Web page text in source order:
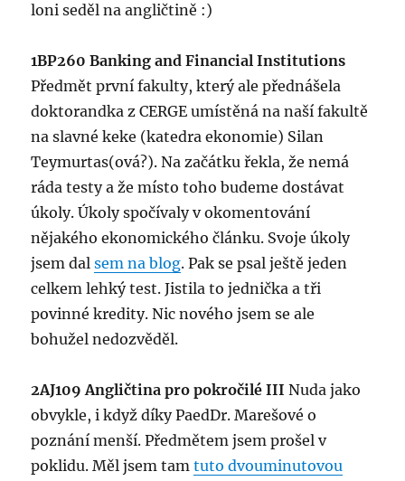
loni seděl na angličtině :)
1BP260 Banking and Financial Institutions
Předmět první fakulty, který ale přednášela
doktorandka z CERGE umístěná na naší fakultě
na slavné keke (katedra ekonomie) Silan
Teymurtas(ová?). Na začátku řekla, že nemá
ráda testy a že místo toho budeme dostávat
úkoly. Úkoly spočívaly v okomentování
nějakého ekonomického článku. Svoje úkoly
jsem dalsem na blog. Pak se psal ještě jeden
celkem lehký test. Jistila to jednička a tři
povinné kredity. Nic nového jsem se ale
bohužel nedozvěděl.
2AJ109 Angličtina pro pokročilé III Nuda jako
obvykle, i když díky PaedDr. Marešové o
poznání menší. Předmětem jsem prošel v
poklidu. Měl jsem tamtuto dvouminutovou